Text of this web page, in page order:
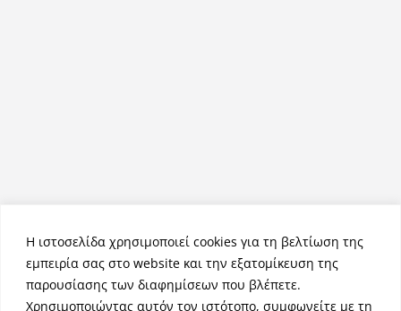
Η ιστοσελίδα χρησιμοποιεί cookies για τη βελτίωση της
εμπειρία σας στο website και την εξατομίκευση της
παρουσίασης των διαφημίσεων που βλέπετε.
Χρησιμοποιώντας αυτόν τον ιστότοπο, συμφωνείτε με τη